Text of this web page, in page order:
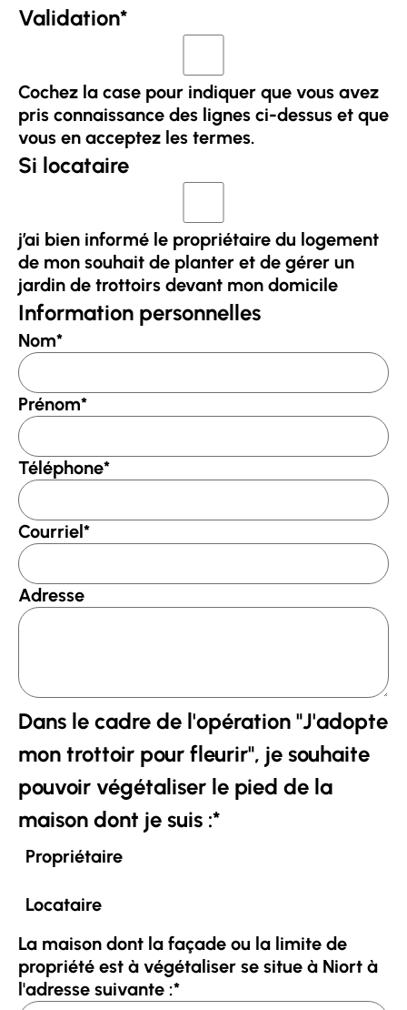
Validation*
Cochez la case pour indiquer que vous avez
pris connaissance des lignes ci-dessus et que
vous en acceptez les termes.
Si locataire
j’ai bien informé le propriétaire du logement
de mon souhait de planter et de gérer un
jardin de trottoirs devant mon domicile
Information personnelles
Nom*
Prénom*
Téléphone*
Courriel*
Adresse
Dans le cadre de l'opération "J'adopte
mon trottoir pour fleurir", je souhaite
pouvoir végétaliser le pied de la
maison dont je suis :*
Propriétaire
Locataire
La maison dont la façade ou la limite de
propriété est à végétaliser se situe à Niort à
l'adresse suivante :*